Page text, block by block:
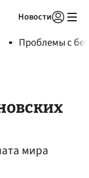
Новости
Проблемы с
мира